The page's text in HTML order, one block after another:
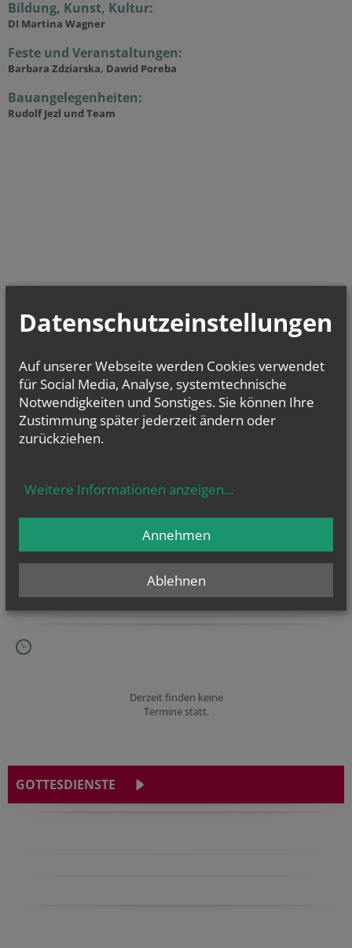
Bildung, Kunst, Kultur:
DI Martina Wagner
Feste und Veranstaltungen:
Barbara Zdziarska, Dawid Poreba
Bauangelegenheiten:
Rudolf Jezl und Team
vorherige
NAMENSTAGE
Hl. Xystus (Sixtus) II., Papst, und Gefährten; Märtyrer, Hl.
Kajetan, Hl....
Verlautbarungen
Derzeit finden keine
Termine statt.
GOTTESDIENSTE
Datenschutzeinstellungen
Auf unserer Webseite werden Cookies verwendet
für Social Media, Analyse, systemtechnische
Notwendigkeiten und Sonstiges. Sie können Ihre
Zustimmung später jederzeit ändern oder
zurückziehen.
Weitere Informationen anzeigen...
Ablehnen
Annehmen